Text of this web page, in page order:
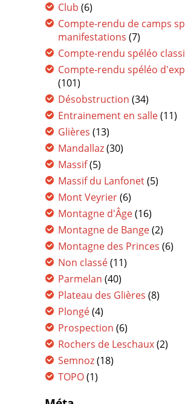
Club (6)
Compte-rendu de camps
manifestations (7)
Compte-rendu spéléo
Compte-rendu spéléo
(101)
Désobstruction (34)
Entrainement en salle(11)
Glières (13)
Mandallaz(30)
Massif(5)
Massif du Lanfonet(5)
Mont Veyrier(6)
Montagne d'Âge(16)
Montagne de Bange(2)
Montagne des Princes (6)
Non classé(11)
Parmelan (40)
Plateau des Glières (8)
Plongé(4)
Prospection (6)
Rochers de Leschaux(2)
Semnoz(18)
TOPO(1)